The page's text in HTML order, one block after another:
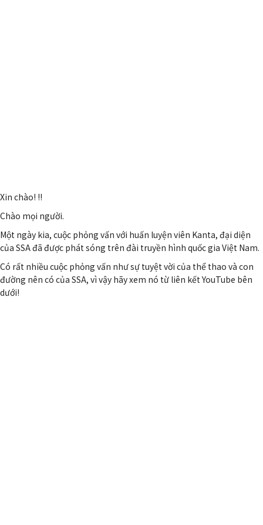
Xin chào! !!
Chào mọi người.
Một ngày kia, cuộc phỏng vấn với huấn luyện viên Kanta, đại diện
của SSA đã được phát sóng trên đài truyền hình quốc gia Việt Nam.
Có rất nhiều cuộc phỏng vấn như sự tuyệt vời của thể thao và con
đường nên có của SSA, vì vậy hãy xem nó từ liên kết YouTube bên
dưới!